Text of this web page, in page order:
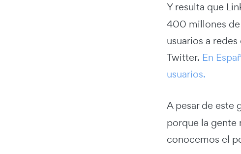
Y resulta que
400 millones de
usuarios a
Twitter. En
usuarios.
A pesar de este
porque la gente
conocemos el